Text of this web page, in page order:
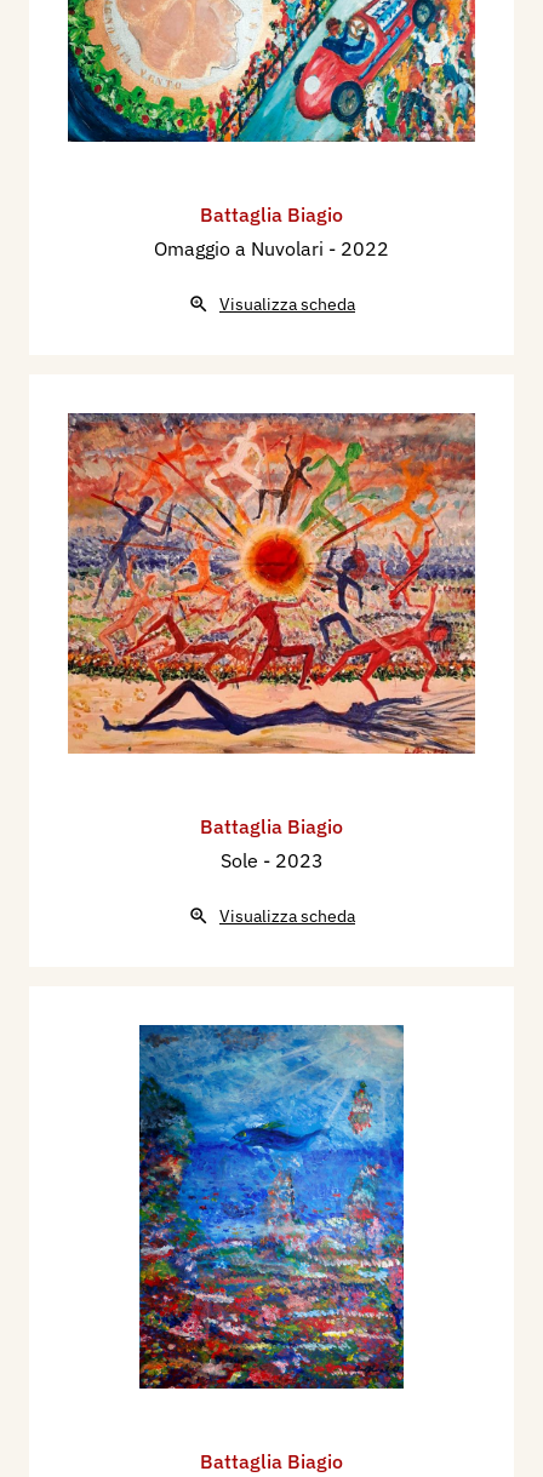
Battaglia Biagio
Omaggio a Nuvolari - 2022
Visualizza scheda
Battaglia Biagio
Sole - 2023
Visualizza scheda
Battaglia Biagio